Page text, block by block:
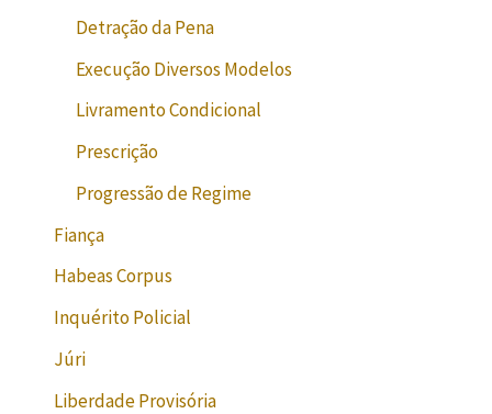
Detração da Pena
Execução Diversos Modelos
Livramento Condicional
Prescrição
Progressão de Regime
Fiança
Habeas Corpus
Inquérito Policial
Júri
Liberdade Provisória